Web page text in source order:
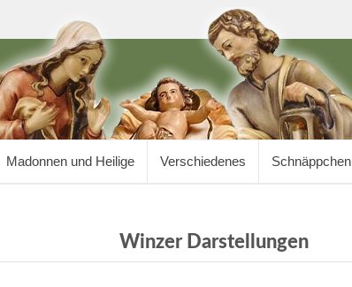
Madonnen und Heilige Verschiedenes Schnäppchen
Winzer Darstellungen